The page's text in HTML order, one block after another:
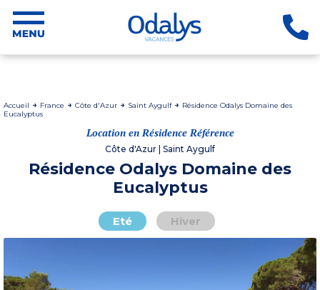
Accueil France Côte d'Azur Saint Aygulf
Résidence Odalys Domaine des
Eucalyptus
Location en Résidence Référence
Côte d'Azur | Saint Aygulf
Résidence Odalys Domaine des
Eucalyptus
Eté Hiver